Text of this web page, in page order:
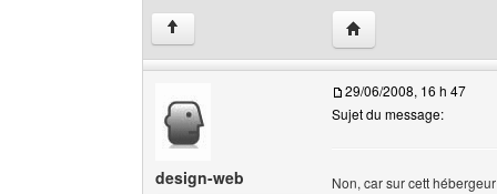
↑ Visiter le site web de
design-web
29/06/2008, 16 h 47
Sujet du message:
Non, car sur cett